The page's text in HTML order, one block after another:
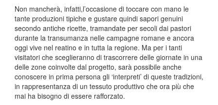
Non mancherà, infatti,l’occasione di toccare con mano le
tante produzioni tipiche e gustare quindi sapori genuini
secondo antiche ricette, tramandate per secoli dai pastori
durante la transumanza nelle campagne romane e ancora
oggi vive nel reatino e in tutta la regione. Ma per i tanti
visitatori che sceglieranno di trascorrere delle giornate in una
delle zone coinvolte dal progetto, sarà possibile anche
conoscere in prima persona gli ‘interpreti’ di queste tradizioni,
in rappresentanza di un tessuto produttivo che ora più che
mai ha bisogno di essere rafforzato.